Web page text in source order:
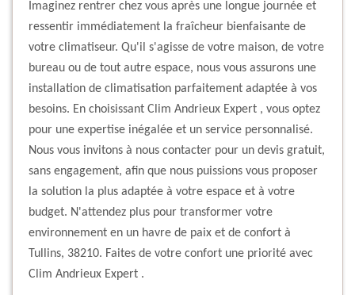
Imaginez rentrer chez vous après une longue journée et
ressentir immédiatement la fraîcheur bienfaisante de
votre climatiseur. Qu'il s'agisse de votre maison, de votre
bureau ou de tout autre espace, nous vous assurons une
installation de climatisation parfaitement adaptée à vos
besoins. En choisissant Clim Andrieux Expert , vous optez
pour une expertise inégalée et un service personnalisé.
Nous vous invitons à nous contacter pour un devis gratuit,
sans engagement, afin que nous puissions vous proposer
la solution la plus adaptée à votre espace et à votre
budget. N'attendez plus pour transformer votre
environnement en un havre de paix et de confort à
Tullins, 38210. Faites de votre confort une priorité avec
Clim Andrieux Expert .